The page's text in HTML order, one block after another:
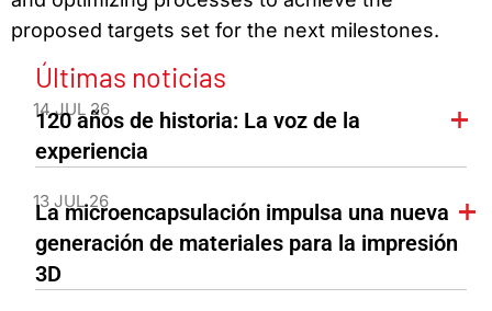
proposed targets set for the next milestones.
Últimas noticias
14 JUL 26
120 años de historia: La voz de la
experiencia
13 JUL 26
La microencapsulación impulsa una nueva
generación de materiales para la impresión
3D